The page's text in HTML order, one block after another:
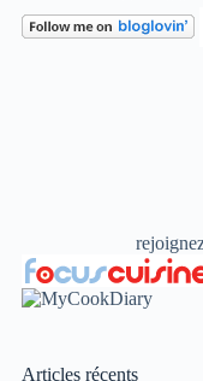
Articles récents